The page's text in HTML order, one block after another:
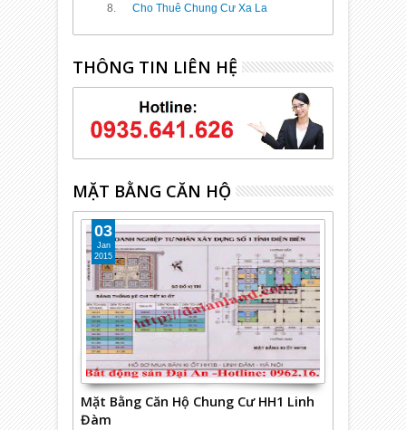
Cho Thuê Chung Cư Xa La
THÔNG TIN LIÊN HỆ
MẶT BẰNG CĂN HỘ
Mặt Bằng Căn Hộ Chung Cư HH1 Linh
Đàm
03
Jan
2015